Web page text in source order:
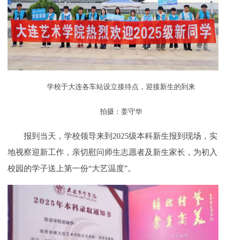
学校于大连各车站设立接待点，迎接新生的到来
拍摄：姜守华
报到当天，学校领导来到2025级本科新生报到现场，实
地视察迎新工作，亲切慰问师生志愿者及新生家长，为初入
校园的学子送上第一份“大艺温度”。